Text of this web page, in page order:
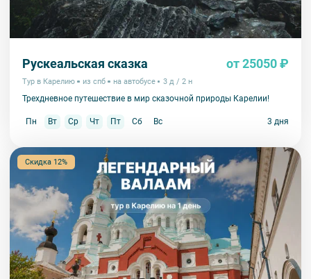
Рускеальская сказка от 25050 ₽
Тур в Карелию из спб на автобусе 3 д / 2 н
Трехдневное путешествие в мир сказочной природы Карелии!
Пн Вт Ср Чт Пт Сб Вс 3 дня
Скидка 12%